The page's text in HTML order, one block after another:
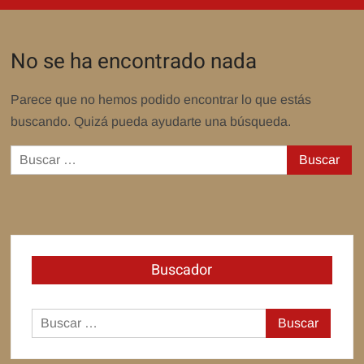
No se ha encontrado nada
Parece que no hemos podido encontrar lo que estás
buscando. Quizá pueda ayudarte una búsqueda.
Buscar:
Buscador
Buscar: